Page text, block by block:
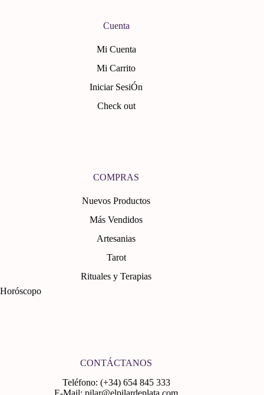
Cuenta
Mi Cuenta
Mi Carrito
Iniciar SesiÓn
Check out
COMPRAS
Nuevos Productos
Más Vendidos
Artesanias
Tarot
Rituales y Terapias
Horóscopo
CONTÁCTANOS
Teléfono: (+34) 654 845 333
E-Mail: pilar@elpilardeplata.com